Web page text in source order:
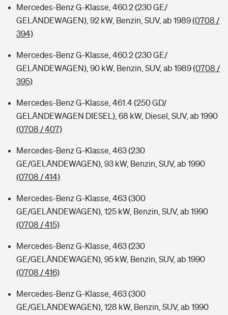
Mercedes-Benz G-Klasse, 460.2 (230 GE/
GELÄNDEWAGEN), 92 kW, Benzin, SUV, ab 1989(0708 /
394)
Mercedes-Benz G-Klasse, 460.2 (230 GE/
GELÄNDEWAGEN), 90 kW, Benzin, SUV, ab 1989(0708 /
395)
Mercedes-Benz G-Klasse, 461.4 (250 GD/
GELÄNDEWAGEN DIESEL), 68 kW, Diesel, SUV, ab 1990
(0708 / 407)
Mercedes-Benz G-Klasse, 463 (230
GE/GELÄNDEWAGEN), 93 kW, Benzin, SUV, ab 1990
(0708 / 414)
Mercedes-Benz G-Klasse, 463 (300
GE/GELÄNDEWAGEN), 125 kW, Benzin, SUV, ab 1990
(0708 / 415)
Mercedes-Benz G-Klasse, 463 (230
GE/GELÄNDEWAGEN), 95 kW, Benzin, SUV, ab 1990
(0708 / 416)
Mercedes-Benz G-Klasse, 463 (300
GE/GELÄNDEWAGEN), 128 kW, Benzin, SUV, ab 1990